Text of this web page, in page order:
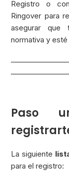
Registro o
Ringover para
asegurar que
normativa y
Paso
La siguiente
para el registro: